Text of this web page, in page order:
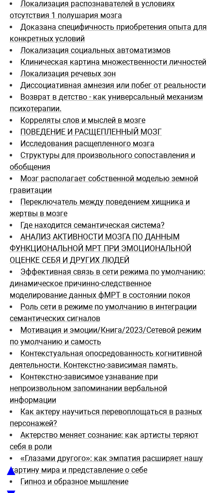
Локализация распознавателей в условиях
отсутствия 1 полушария мозга
Доказана специфичность приобретения опыта для
конкретных условий
Локализация социальных автоматизмов
Клиническая картина множественности личностей
Локализация речевых зон
Диссоциативная амнезия или побег от реальности
Возврат в детство - как универсальный механизм
психотерапии.
Корреляты слов и мыслей в мозге
ПОВЕДЕНИЕ И РАСЩЕПЛЕННЫЙ МОЗГ
Исследования расщепленного мозга
Структуры для произвольного сопоставления и
обобщения
Мозг располагает собственной моделью земной
гравитации
Переключатель между поведением хищника и
жертвы в мозге
Где находится семантическая система?
АНАЛИЗ АКТИВНОСТИ МОЗГА ПО ДАННЫМ
ФУНКЦИОНАЛЬНОЙ МРТ ПРИ ЭМОЦИОНАЛЬНОЙ
ОЦЕНКЕ СЕБЯ И ДРУГИХ ЛЮДЕЙ
Эффективная связь в сети режима по умолчанию:
динамическое причинно-следственное
моделирование данных фМРТ в состоянии покоя
Роль сети в режиме по умолчанию в интеграции
семантических сигналов
Мотивация и эмоции/Книга/2023/Сетевой режим
по умолчанию и самость
Контекстуальная опосредованность когнитивной
деятельности. Контекстно-зависимая память.
Контекстно-зависимое узнавание при
непроизвольном запоминании вербальной
информации
Как актеру научиться перевоплощаться в разных
персонажей?
Актерство меняет сознание: как артисты теряют
себя в роли
«Глазами другого»: как эмпатия расширяет нашу
картину мира и представление о себе
Гипноз и образное мышление
▲